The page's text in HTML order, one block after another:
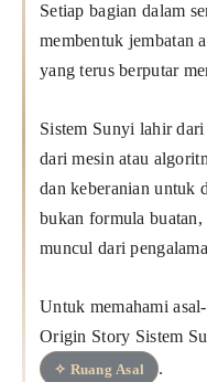
Setiap bagian dalam
membentuk jembatan
yang terus berputar
Sistem Sunyi lahir
dari mesin atau
dan keberanian untuk
bukan formula
muncul dari
Untuk memahami
Origin Story Sistem
✧ Ruang Asal .